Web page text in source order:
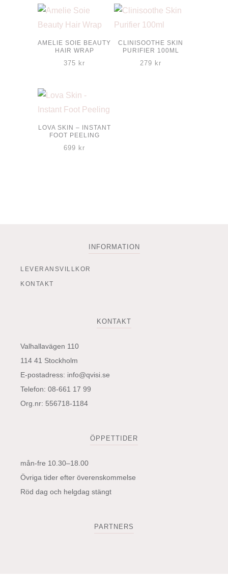
AMELIE SOIE BEAUTY
HAIR WRAP
375 kr
CLINISOOTHE SKIN
PURIFIER 100ML
279 kr
LOVA SKIN – INSTANT
FOOT PEELING
699 kr
INFORMATION
LEVERANSVILLKOR
KONTAKT
KONTAKT
Valhallavägen 110
114 41 Stockholm
E-postadress: info@qvisi.se
Telefon: 08-661 17 99
Org.nr: 556718-1184
ÖPPETTIDER
mån-fre 10.30–18.00
Övriga tider efter överenskommelse
Röd dag och helgdag stängt
PARTNERS